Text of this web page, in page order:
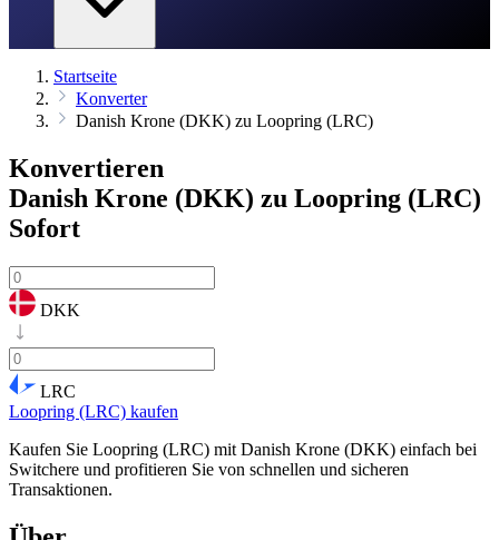
Startseite
Konverter
Danish Krone (DKK) zu Loopring (LRC)
Konvertieren
Danish Krone (DKK) zu Loopring (LRC)
Sofort
DKK
LRC
Loopring (LRC) kaufen
Kaufen Sie Loopring (LRC) mit Danish Krone (DKK) einfach bei
Switchere und profitieren Sie von schnellen und sicheren
Transaktionen.